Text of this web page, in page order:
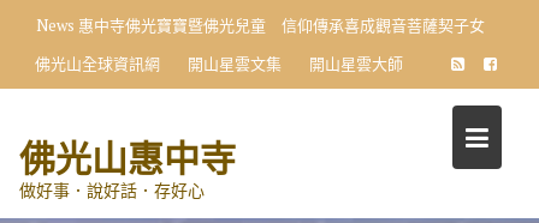
content
News 惠中寺佛光寶寶暨佛光兒童 信仰傳承喜成觀音菩薩契子女
佛光山全球資訊網
開山星雲文集 開山星雲大師
佛光山惠中寺
做好事．說好話．存好心